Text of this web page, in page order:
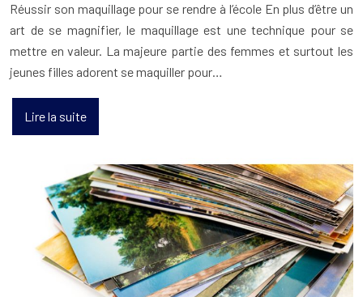
Réussir son maquillage pour se rendre à l’école En plus d’être un
art de se magnifier, le maquillage est une technique pour se
mettre en valeur. La majeure partie des femmes et surtout les
jeunes filles adorent se maquiller pour…
Lire la suite